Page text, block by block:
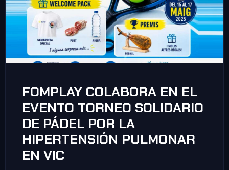
FOMPLAY COLABORA EN EL
EVENTO TORNEO SOLIDARIO
DE PÁDEL POR LA
HIPERTENSIÓN PULMONAR
EN VIC